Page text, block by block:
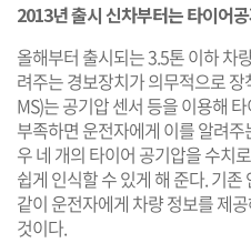
2013년 출시 신차부터는 타이어
올해부터 출시되는 3.5톤 이하 차
려주는 경보장치가 의무적으로
MS)는 공기압 센서 등을 이용해
부족하면 운전자에게 이를 알려
우 네 개의 타이어 공기압을 수치
쉽게 인식할 수 있게 해 준다. 기
같이 운전자에게 차량 정보를 제
것이다.